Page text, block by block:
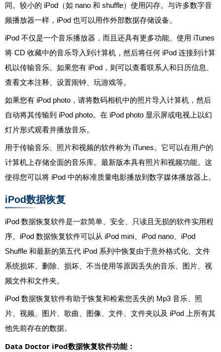
同。较小的 iPod（如 nano 和 shuffle）使用闪存。与许多数字音
频播放器一样，iPod 也可以用作外部数据存储设备。
iPod 不仅是一个音乐播放器，而且还具有更多功能。使用 iTunes
将 CD 收藏中的音乐导入到计算机，然后将任何 iPod 连接到计算
机以传输音乐。如果您有 iPod，则可以查看联系人和日历信息、
查看文本注释、设置闹钟、玩游戏等。
如果您有 iPod photo，请将数码相机中的照片导入计算机，然后
自动将其传输到 iPod photo。在 iPod photo 显示屏或电视上以幻
灯片形式观看并播放音乐。
用于传输音乐、照片和视频的软件称为 iTunes。它可以在用户的​​
计算机上存储全面的音乐库。最新版本具有照片和视频功能。这
使得您可以将 iPod 中的标准质量电影播放到数字媒体播放器上。
iPod数据恢复
iPod 数据恢复软件是一款简单、安全、只读且无损的软件实用程
序。iPod 数据恢复软件可以从 iPod mini、iPod nano、iPod
Shuffle 和最新的第五代 iPod 系列中恢复由于意外格式化、文件
系统损坏、删除、损坏、不当使用等原因丢失的音乐、图片、视
频文件和文件夹。
iPod 数据恢复软件有助于恢复和检索您丢失的 Mp3 音乐、照
片、视频、图片、歌曲、图像、文件、文件夹以及 iPod 上所有其
他先前存在的数据。
Data Doctor iPod数据恢复软件功能：